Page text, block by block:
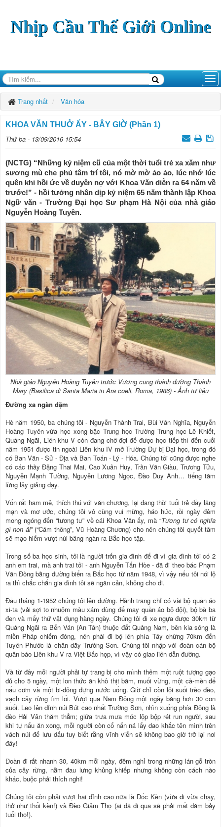
Nhịp Cầu Thế Giới Online
Trang nhất Văn hóa
KHOA VĂN THUỞ ẤY - BÂY GIỜ (Phần 1)
Thứ ba - 13/09/2016 15:54
(NCTG) “Những kỷ niệm cũ của một thời tuổi trẻ xa xăm như
sương mù che phủ tâm trí tôi, nó mờ mờ ảo ảo, lúc nhớ lúc
quên khi hồi ức về duyên nợ với Khoa Văn diễn ra 64 năm về
trước!” - hồi tưởng nhân dịp kỷ niệm 65 năm thành lập Khoa
Ngữ văn - Trường Đại học Sư phạm Hà Nội của nhà giáo
Nguyễn Hoàng Tuyên.
Nhà giáo Nguyễn Hoàng Tuyên trước Vương cung thánh đường Thánh
Mary (Basilica di Santa Maria in Ara coeli, Roma, 1986) - Ảnh tư liệu
Đường xa ngàn dặm
Hè năm 1950, ba chúng tôi - Nguyễn Thành Trai, Bùi Vân Nghĩa, Nguyễn
Hoàng Tuyên vừa học xong bậc Trung học Trường Trung học Lê Khiết,
Quảng Ngãi, Liên khu V còn đang chờ đợi để được học tiếp thì đến cuối
năm 1951 được tin ngoài Liên khu IV mở Trường Dự bị Đại học, trong đó
có Ban Văn - Sử - Địa và Ban Toán - Lý - Hóa. Chúng tôi cũng được nghe
có các thầy Đặng Thai Mai, Cao Xuân Huy, Trần Văn Giàu, Trương Tửu,
Nguyễn Mạnh Tường, Nguyễn Lương Ngọc, Đào Duy Anh… tiếng tăm
lừng lẫy giảng dạy.
Vốn rất ham mê, thích thú với văn chương, lại đang thời tuổi trẻ đầy lãng
mạn và mơ ước, chúng tôi vô cùng vui mừng, háo hức, rồi ngày đêm
mong ngóng đến “tương tư” về cái Khoa Văn ấy, mà “Tương tư có nghĩa
gì non ải” (“Cảm thông”, Vũ Hoàng Chương) cho nên chúng tôi quyết tâm
sẽ mạo hiểm vượt núi băng ngàn ra Bắc học tập.
Trong số ba học sinh, tôi là người trốn gia đình để đi vì gia đình tôi có 2
anh em trai, mà anh trai tôi - anh Nguyễn Tấn Hòe - đã đi theo bác Phạm
Văn Đồng bằng đường biển ra Bắc học từ năm 1948, vì vậy nếu tôi nói lộ
ra thì chắc chắn gia đình tôi sẽ ngăn cản, không cho đi.
Đầu tháng 1-1952 chúng tôi lên đường. Hành trang chỉ có vài bộ quần áo
xi-ta (vải sợi to nhuộm màu xám dùng để may quần áo bộ đội), bộ bà ba
đen và mấy thứ vật dụng hàng ngày. Chúng tôi đi xe ngựa được 30km từ
Quảng Ngãi ra Bến Ván (An Tân) thuộc đất Quảng Nam, bên kia sông là
miền Pháp chiếm đóng, nên phải đi bộ lên phía Tây chừng 70km đến
Tuyên Phước là chân dãy Trường Sơn. Chúng tôi nhập với đoàn cán bộ
quân báo Liên khu V ra Việt Bắc họp, vì vậy có giao liên dẫn đường.
Và từ đây mỗi người phải tự trang bị cho mình thêm một ruột tượng gạo
đủ cho 5 ngày, một lon thức ăn khô thịt băm, muối vừng, một cà-mèn để
nấu cơm và một bi-đông đựng nước uống. Giờ chỉ còn lội suối trèo đèo,
vạch cây rừng tìm lối. Vượt qua Nam Đông một ngày băng hơn 30 con
suối. Leo lên đỉnh núi Bút cao nhất Trường Sơn, nhìn xuống phía Đông là
đèo Hải Vân thăm thẳm; giữa trưa mưa móc lộp bộp rét run người, sau
khi tự nấu ăn xong, mỗi người còn cố nấn ná lấy dao khắc tên mình trên
vách núi để lưu dấu tuy biết rằng vĩnh viễn sẽ không bao giờ trở lại nơi
đây!
Đoàn đi rất nhanh 30, 40km mỗi ngày, đêm nghỉ trong những lán gỗ tròn
của cây rừng, nằm đau lưng khủng khiếp nhưng không còn cách nào
khác, buộc phải thích nghi!
Chúng tôi còn phải vượt hai đỉnh cao nữa là Dốc Kèn (vừa đi vừa chạy,
thở như thổi kèn!) và Đèo Giảm Thọ (ai đã đi qua sẽ phải mất dăm bảy
tuổi thọ!).